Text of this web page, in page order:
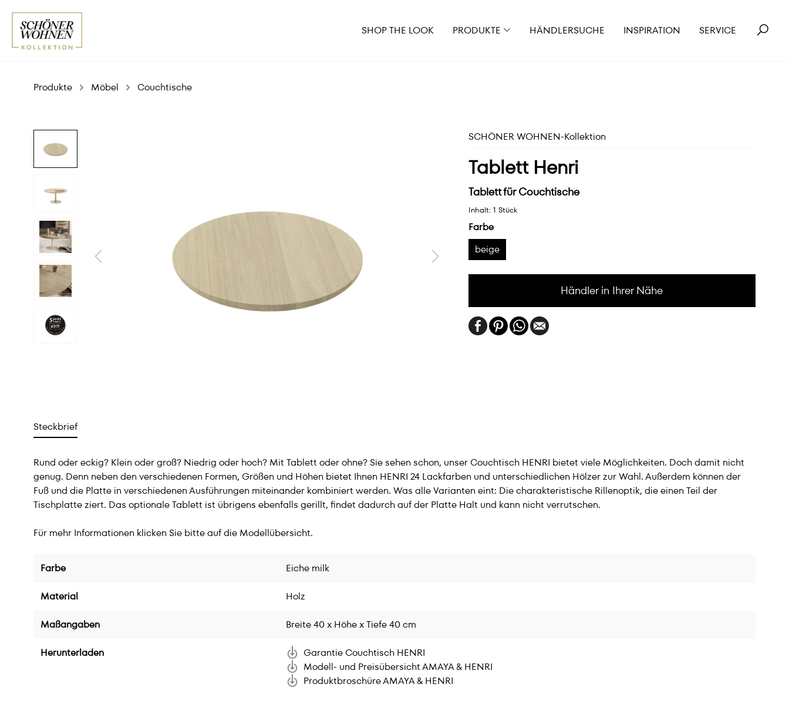
SHOP THE LOOK PRODUKTE HÄNDLERSUCHE INSPIRATION SERVICE
Produkte Möbel Couchtische
SCHÖNER WOHNEN-Kollektion
Tablett Henri
Tablett für Couchtische
Inhalt: 1 Stück
Farbe
beige
Händler in Ihrer Nähe
Steckbrief
Rund oder eckig? Klein oder groß? Niedrig oder hoch? Mit Tablett oder ohne? Sie sehen schon, unser Couchtisch HENRI bietet viele Möglichkeiten. Doch damit nicht
genug. Denn neben den verschiedenen Formen, Größen und Höhen bietet Ihnen HENRI 24 Lackfarben und unterschiedlichen Hölzer zur Wahl. Außerdem können der
Fuß und die Platte in verschiedenen Ausführungen miteinander kombiniert werden. Was alle Varianten eint: Die charakteristische Rillenoptik, die einen Teil der
Tischplatte ziert. Das optionale Tablett ist übrigens ebenfalls gerillt, findet dadurch auf der Platte Halt und kann nicht verrutschen.
Für mehr Informationen klicken Sie bitte auf die Modellübersicht.
Farbe Eiche milk
Material Holz
Maßangaben Breite 40 x Höhe x Tiefe 40 cm
Herunterladen
Garantie Couchtisch HENRI
Modell- und Preisübersicht AMAYA & HENRI
Produktbroschüre AMAYA & HENRI